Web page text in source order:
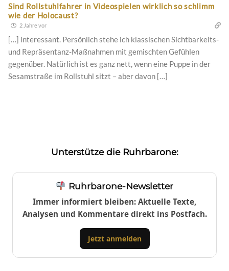
Sind Rollstuhlfahrer in Videospielen wirklich so schlimm
wie der Holocaust?
2 Jahre vor
[…] interessant. Persönlich stehe ich klassischen Sichtbarkeits-
und Repräsentanz-Maßnahmen mit gemischten Gefühlen
gegenüber. Natürlich ist es ganz nett, wenn eine Puppe in der
Sesamstraße im Rollstuhl sitzt – aber davon […]
Unterstütze die Ruhrbarone:
Ruhrbarone-Newsletter
Immer informiert bleiben: Aktuelle Texte,
Analysen und Kommentare direkt ins Postfach.
Jetzt anmelden